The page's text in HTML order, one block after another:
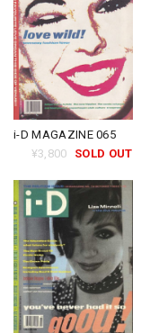
i-D MAGAZINE 065
¥3,800
SOLD OUT